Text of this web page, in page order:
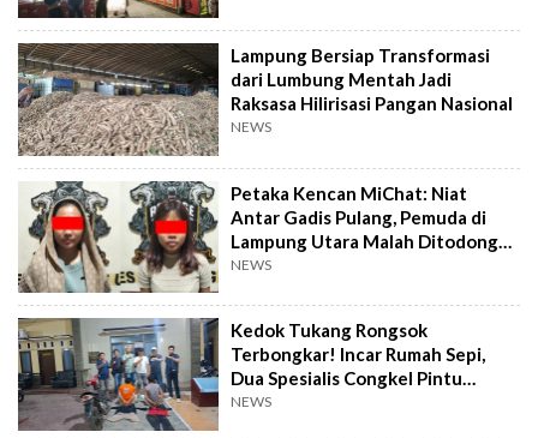
Lampung Bersiap Transformasi
dari Lumbung Mentah Jadi
Raksasa Hilirisasi Pangan Nasional
NEWS
Petaka Kencan MiChat: Niat
Antar Gadis Pulang, Pemuda di
Lampung Utara Malah Ditodong
Senpi
NEWS
Kedok Tukang Rongsok
Terbongkar! Incar Rumah Sepi,
Dua Spesialis Congkel Pintu
Diringkus Polisi
NEWS